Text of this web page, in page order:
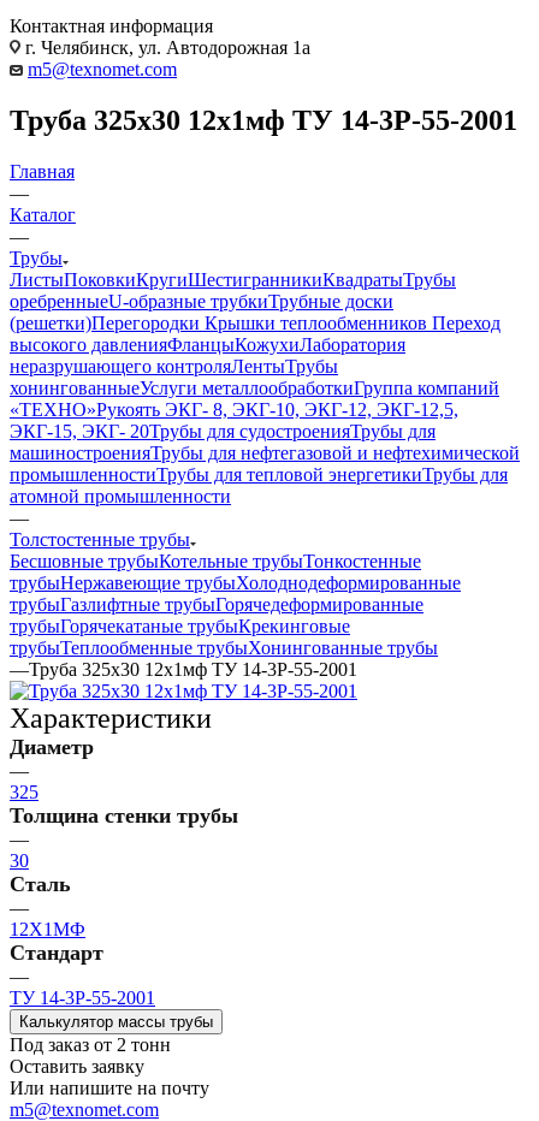
Контактная информация
г. Челябинск, ул. Автодорожная 1а
m5@texnomet.com
Труба 325х30 12х1мф ТУ 14-3Р-55-2001
Главная
—
Каталог
—
Трубы
ЛистыПоковкиКругиШестигранникиКвадратыТрубы
оребренныеU-образные трубкиТрубные доски
(решетки)Перегородки Крышки теплообменников Переход
высокого давленияФланцыКожухиЛаборатория
неразрушающего контроляЛентыТрубы
хонингованныеУслуги металлообработкиГруппа компаний
«ТЕХНО»Рукоять ЭКГ- 8, ЭКГ-10, ЭКГ-12, ЭКГ-12,5,
ЭКГ-15, ЭКГ- 20Трубы для судостроенияТрубы для
машиностроенияТрубы для нефтегазовой и нефтехимической
промышленностиТрубы для тепловой энергетикиТрубы для
атомной промышленности
—
Толстостенные трубы
Бесшовные трубыКотельные трубыТонкостенные
трубыНержавеющие трубыХолоднодеформированные
трубыГазлифтные трубыГорячедеформированные
трубыГорячекатаные трубыКрекинговые
трубыТеплообменные трубыХонингованные трубы
—Труба 325х30 12х1мф ТУ 14-3Р-55-2001
Характеристики
Диаметр
—
325
Толщина стенки трубы
—
30
Сталь
—
12Х1МФ
Стандарт
—
ТУ 14-3Р-55-2001
Калькулятор массы трубы
Под заказ от 2 тонн
Оставить заявку
Или напишите на почту
m5@texnomet.com